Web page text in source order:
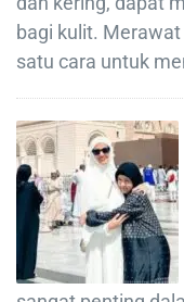
bagi kulit.
satu cara untuk